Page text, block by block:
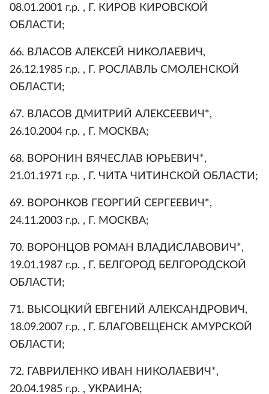
08.01.2001 г.р. , Г. КИРОВ КИРОВСКОЙ
ОБЛАСТИ;
66. ВЛАСОВ АЛЕКСЕЙ НИКОЛАЕВИЧ,
26.12.1985 г.р. , Г. РОСЛАВЛЬ СМОЛЕНСКОЙ
ОБЛАСТИ;
67. ВЛАСОВ ДМИТРИЙ АЛЕКСЕЕВИЧ*,
26.10.2004 г.р. , Г. МОСКВА;
68. ВОРОНИН ВЯЧЕСЛАВ ЮРЬЕВИЧ*,
21.01.1971 г.р. , Г. ЧИТА ЧИТИНСКОЙ ОБЛАСТИ;
69. ВОРОНКОВ ГЕОРГИЙ СЕРГЕЕВИЧ*,
24.11.2003 г.р. , Г. МОСКВА;
70. ВОРОНЦОВ РОМАН ВЛАДИСЛАВОВИЧ*,
19.01.1987 г.р. , Г. БЕЛГОРОД БЕЛГОРОДСКОЙ
ОБЛАСТИ;
71. ВЫСОЦКИЙ ЕВГЕНИЙ АЛЕКСАНДРОВИЧ,
18.09.2007 г.р. , Г. БЛАГОВЕЩЕНСК АМУРСКОЙ
ОБЛАСТИ;
72. ГАВРИЛЕНКО ИВАН НИКОЛАЕВИЧ*,
20.04.1985 г.р. , УКРАИНА;